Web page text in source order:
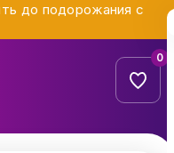
до подорожания с
0